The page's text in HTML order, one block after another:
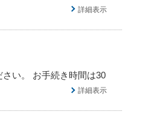
詳細表示
い。 お手続き時間は30
詳細表示